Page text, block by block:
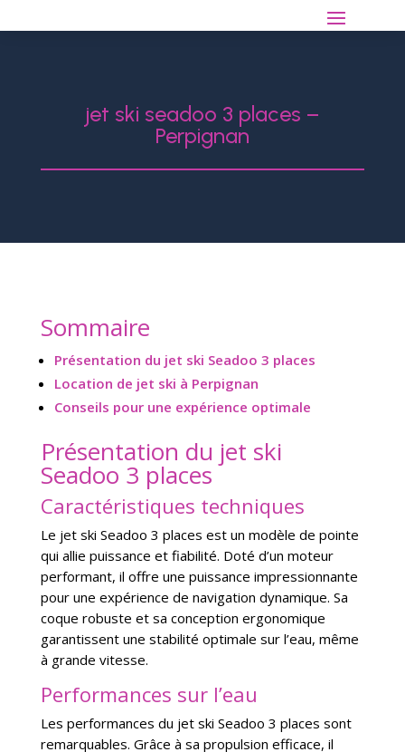
jet ski seadoo 3 places –
Perpignan
Sommaire
Présentation du jet ski Seadoo 3 places
Location de jet ski à Perpignan
Conseils pour une expérience optimale
Présentation du jet ski
Seadoo 3 places
Caractéristiques techniques
Le jet ski Seadoo 3 places est un modèle de pointe
qui allie puissance et fiabilité. Doté d’un moteur
performant, il offre une puissance impressionnante
pour une expérience de navigation dynamique. Sa
coque robuste et sa conception ergonomique
garantissent une stabilité optimale sur l’eau, même
à grande vitesse.
Performances sur l’eau
Les performances du jet ski Seadoo 3 places sont
remarquables. Grâce à sa propulsion efficace, il